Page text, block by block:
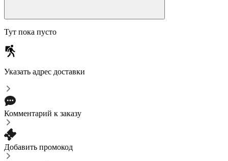
Тут пока пусто
Указать адрес доставки
Комментарий к заказу
Добавить промокод